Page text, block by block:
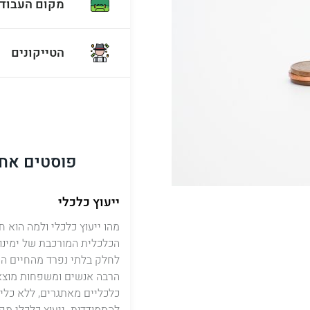
מקום
הטייקונים
פוסטים
ייעוץ כלכלי
מהו ייעוץ כלכלי ולמה
הכלכלית המורכבת של
לחלק בלתי נפרד מהחיים
הרבה אנשים ומשפחות
כלכליים מאתגרים, ללא